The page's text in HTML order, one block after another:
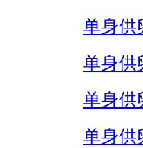
单身供
单身供
单身供
单身供